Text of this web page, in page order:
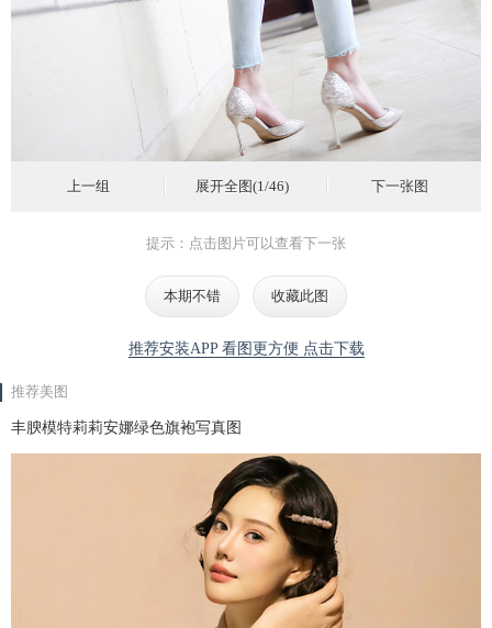
上一组 展开全图(1/46) 下一张图
提示：点击图片可以查看下一张
本期不错 收藏此图
推荐安装APP 看图更方便 点击下载
推荐美图
丰腴模特莉莉安娜绿色旗袍写真图